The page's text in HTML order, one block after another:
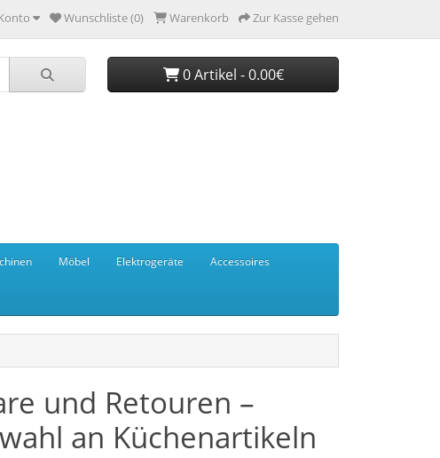
Wunschliste (0) Warenkorb Zur Kasse gehen
0 Artikel - 0.00€
Möbel Elektrogeräte Accessoires
und Retouren –
an Küchenartikeln